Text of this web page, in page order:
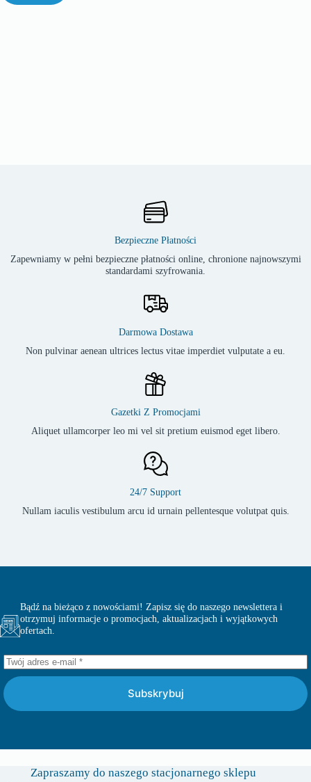
Bezpieczne Płatności
Zapewniamy w pełni bezpieczne płatności online, chronione najnowszymi
standardami szyfrowania.
Darmowa Dostawa
Non pulvinar aenean ultrices lectus vitae imperdiet vulputate a eu.
Gazetki Z Promocjami
Aliquet ullamcorper leo mi vel sit pretium euismod eget libero.
24/7 Support
Nullam iaculis vestibulum arcu id urnain pellentesque volutpat quis.
Bądź na bieżąco z nowościami! Zapisz się do naszego newslettera i
otrzymuj informacje o promocjach, aktualizacjach i wyjątkowych
ofertach.
Subskrybuj
Zapraszamy do naszego stacjonarnego sklepu